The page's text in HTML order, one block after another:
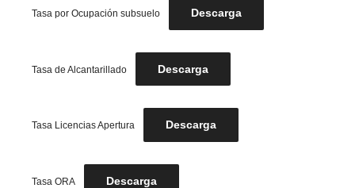
Tasa por Ocupación subsuelo Descarga
Tasa de Alcantarillado Descarga
Tasa Licencias Apertura Descarga
Tasa ORA Descarga